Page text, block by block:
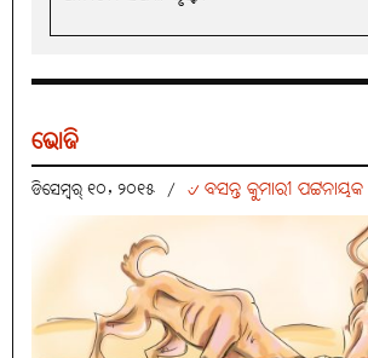
ଭୋଜି
ଡିସେମ୍ବର୍ ୧୦, ୨୦୧୫ / ୰ ବସନ୍ତ କୁମାରୀ ପଟ୍ଟନାୟକ